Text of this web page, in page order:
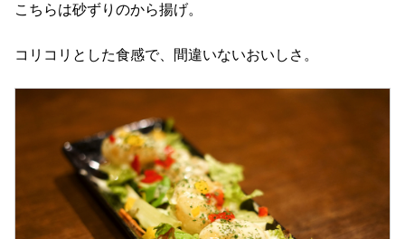
こちらは砂ずりのから揚げ。
コリコリとした食感で、間違いないおいしさ。